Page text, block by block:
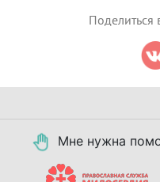
Поделиться
Мне нужна